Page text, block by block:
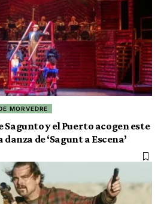
MORVEDRE
Sagunto y el Puerto acogen este
de ‘Sagunt a Escena’